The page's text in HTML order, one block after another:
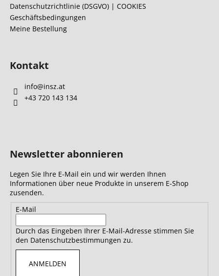
Datenschutzrichtlinie (DSGVO) | COOKIES
Geschäftsbedingungen
Meine Bestellung
Kontakt
info@insz.at
+43 720 143 134
Newsletter abonnieren
Legen Sie Ihre E-Mail ein und wir werden Ihnen
Informationen über neue Produkte in unserem E-Shop
zusenden.
E-Mail
Durch das Eingeben Ihrer E-Mail-Adresse stimmen Sie
den Datenschutzbestimmungen zu.
ANMELDEN